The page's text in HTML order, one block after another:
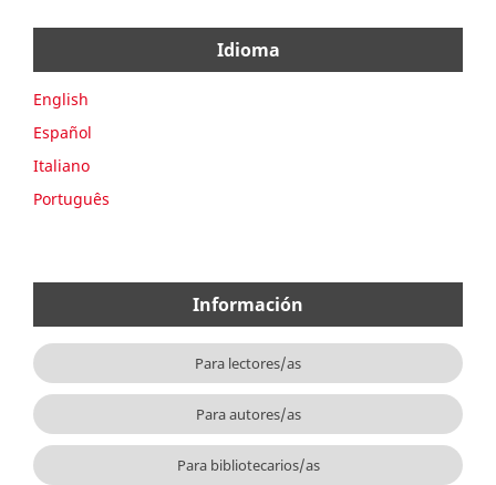
Idioma
English
Español
Italiano
Português
Información
Para lectores/as
Para autores/as
Para bibliotecarios/as